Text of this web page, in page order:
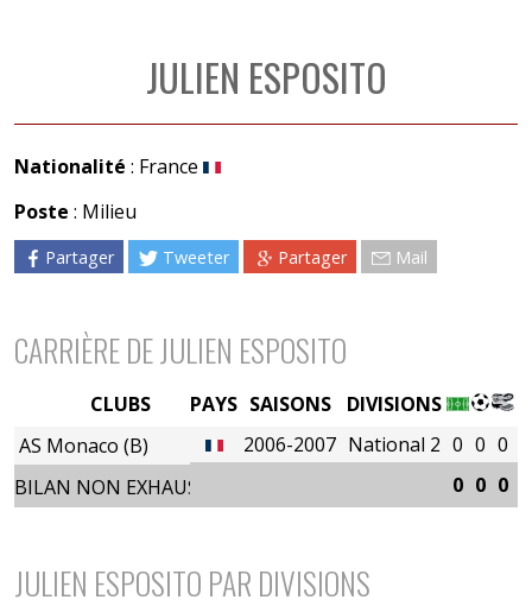
JULIEN ESPOSITO
Nationalité : France
Poste : Milieu
Partager Tweeter Partager Mail
CARRIÈRE DE JULIEN ESPOSITO
PAYS SAISONS
DIVISIONS
2006-2007 National 2 0 0 0
0 0 0
CLUBS
AS Monaco (B)
BILAN NON EXHAUSTIF
JULIEN ESPOSITO PAR DIVISIONS